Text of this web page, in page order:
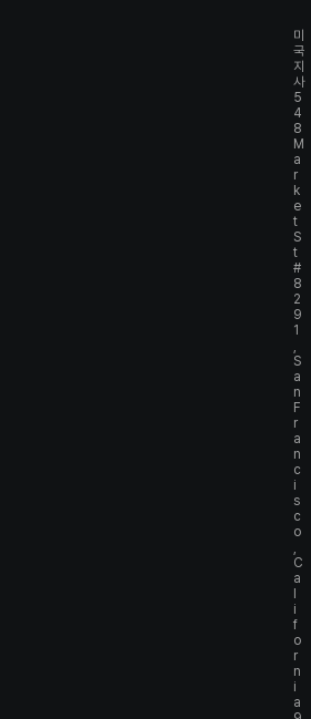
미
국
지
사
5
4
8
M
a
r
k
e
t
S
t
#
8
2
9
1
S
a
n
F
r
a
n
c
i
s
c
o
C
a
i
f
o
r
n
i
a